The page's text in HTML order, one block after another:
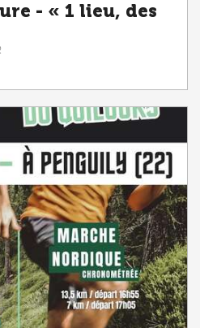
- « 1 lieu, des